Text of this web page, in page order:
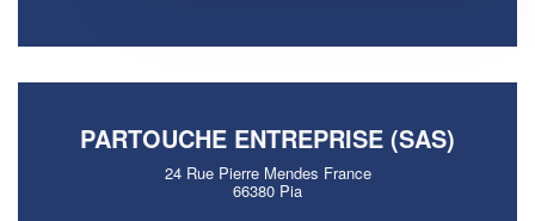
PARTOUCHE ENTREPRISE (SAS)
24 Rue Pierre Mendes France
66380 Pia